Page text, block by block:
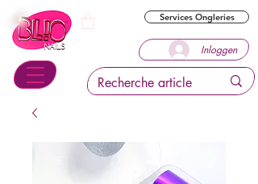
Inloggen
Services Ongleries